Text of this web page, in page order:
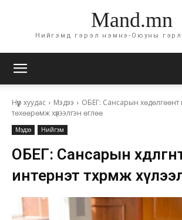
Mand.mn
Нийгэмд гэрэл нэмнэ-Оюуны
Нүүр хуудас Мэдээ
ОБЕГ: Сансарын хөдөлгөөнт
төхөөрөмж хүлээлгэн өглөө
Мэдээ Нийгэм
ОБЕГ: Сансарын
интернэт төхөөрөмж